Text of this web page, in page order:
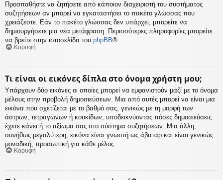
Προσπαθήστε να ζητήσετε από κάποιον διαχειριστή του συστήματος
συζητήσεων αν μπορεί να εγκαταστήσει το πακέτο γλώσσας που
χρειάζεστε. Εάν το πακέτο γλώσσας δεν υπάρχει, μπορείτε να
δημιουργήσετε μια νέα μετάφραση. Περισσότερες πληροφορίες μπορείτε
να βρείτε στην ιστοσελίδα του phpBB®.
Κορυφή
Τι είναι οι εικόνες δίπλα στο όνομα χρήστη μου;
Υπάρχουν δύο εικόνες οι οποίες μπορεί να εμφανιστούν μαζί με το όνομα
μέλους στην προβολή δημοσιεύσεων. Μια από αυτές μπορεί να είναι μια
εικόνα που σχετίζεται με το βαθμό σας, γενικώς με τη μορφή των
άστρων, τετραγώνων ή κουκίδων, υποδεικνύοντας πόσες δημοσιεύσεις
έχετε κάνει ή το αξίωμα σας στο σύστημα συζητήσεων. Μια άλλη,
συνήθως μεγαλύτερη, εικόνα είναι γνωστή ως άβαταρ και είναι γενικώς
μοναδική, προσωπική για κάθε μέλος.
Κορυφή